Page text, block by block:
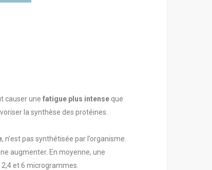
causer une fatigue plus intense que
la synthèse des protéines.
, n’est pas synthétisée par l’organisme.
augmenter. En moyenne, une
et 6 microgrammes.